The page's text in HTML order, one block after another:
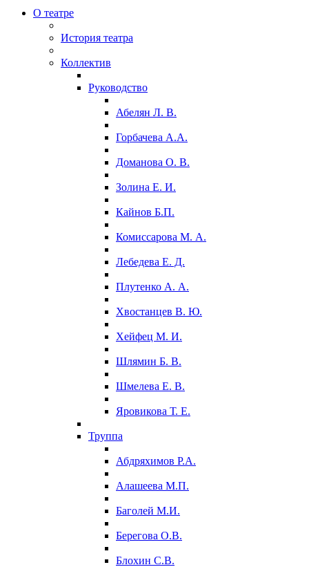
О театре
История театра
Коллектив
Руководство
Абелян Л. В.
Горбачева А.А.
Доманова О. В.
Золина Е. И.
Кайнов Б.П.
Комиссарова М. А.
Лебедева Е. Д.
Плутенко А. А.
Хвостанцев В. Ю.
Хейфец М. И.
Шлямин Б. В.
Шмелева Е. В.
Яровикова Т. Е.
Труппа
Абдряхимов Р.А.
Алашеева М.П.
Баголей М.И.
Берегова О.В.
Блохин С.В.